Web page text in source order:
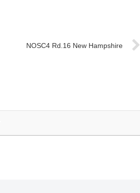
NOSC4 Rd.16 New Hampshire